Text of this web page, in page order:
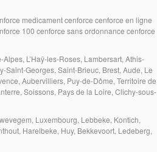
medicament cenforce cenforce en ligne
100 cenforce sans ordonnance cenforce
L’Haÿ-les-Roses, Lambersart, Athis-
Saint-Georges, Saint-Brieuc, Brest, Aude, Le
Aubervilliers, Puy-de-Dôme, Territoire de
Soissons, Pays de la Loire, Clichy-sous-
Luxembourg, Lebbeke, Kontich,
Harelbeke, Huy, Bekkevoort, Ledeberg,